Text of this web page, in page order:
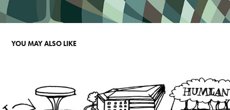
YOU MAY ALSO LIKE